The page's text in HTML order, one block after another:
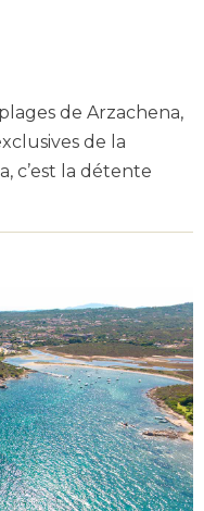
de Arzachena,
de la
c’est la détente